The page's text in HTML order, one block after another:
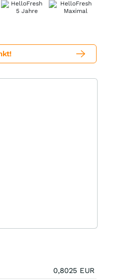
0,8025 EUR